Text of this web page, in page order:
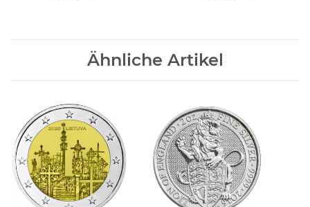
Ähnliche Artikel